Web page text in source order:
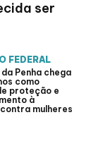
ser
FEDERAL
Penha chega
como
proteção e
à
mulheres